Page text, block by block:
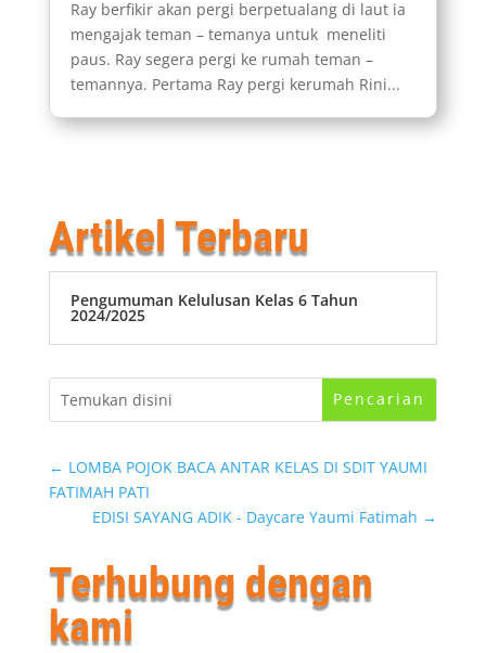
Ray berfikir akan pergi berpetualang di laut ia
mengajak teman – temanya untuk meneliti
paus. Ray segera pergi ke rumah teman –
temannya. Pertama Ray pergi kerumah Rini...
Artikel Terbaru
Pengumuman Kelulusan Kelas 6 Tahun
2024/2025
← LOMBA POJOK BACA ANTAR KELAS DI SDIT YAUMI
FATIMAH PATI
EDISI SAYANG ADIK - Daycare Yaumi Fatimah →
Terhubung dengan
kami